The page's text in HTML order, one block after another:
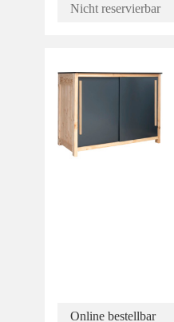
Nicht reservierbar
Online bestellbar